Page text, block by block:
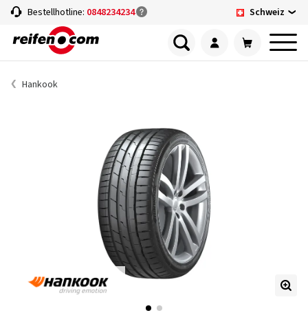
Bestellhotline: 0848234234 Schweiz
Hankook